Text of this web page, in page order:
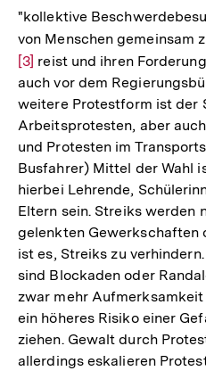
"kollektive
von Menschen gemeinsam
[3] reist und ihren
auch vor dem
weitere Protestform ist der
Arbeitsprotesten, aber
und Protesten im
Busfahrer) Mittel der Wahl
hierbei Lehrende,
Eltern sein. Streiks werden
gelenkten Gewerkschaften
ist es, Streiks zu
sind Blockaden oder
zwar mehr
ein höheres Risiko einer
ziehen. Gewalt durch
allerdings eskalieren